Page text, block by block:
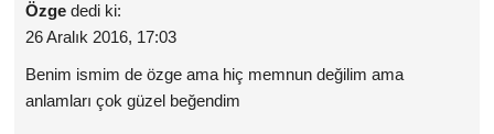
Özge dedi ki:
26 Aralık 2016, 17:03
Benim ismim de özge ama hiç memnun değilim ama
anlamları çok güzel beğendim